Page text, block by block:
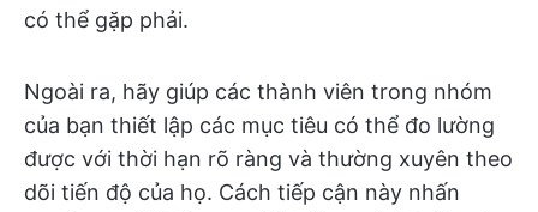
có thể gặp phải.
Ngoài ra, hãy giúp các thành viên trong nhóm
của bạn thiết lập các mục tiêu có thể đo lường
được với thời hạn rõ ràng và thường xuyên theo
dõi tiến độ của họ. Cách tiếp cận này nhấn